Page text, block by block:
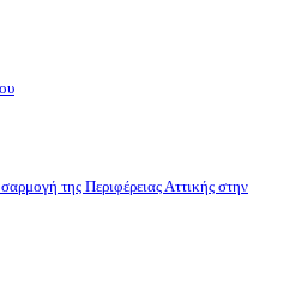
της Περιφέρειας Αττικής στην